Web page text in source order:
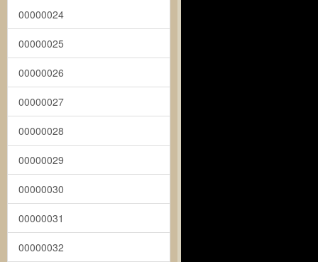
00000024
00000025
00000026
00000027
00000028
00000029
00000030
00000031
00000032